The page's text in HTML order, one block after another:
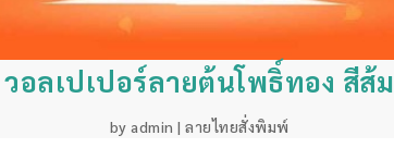
วอลเปเปอร์ลายต้นโพธิ์ทอง สีส้ม
by admin | ลายไทยสั่งพิมพ์